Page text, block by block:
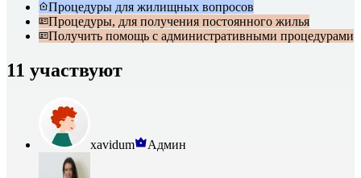
Процедуры для жилищных вопросов
Процедуры, для получения постоянного жилья
Получить помощь с административными процедурами
11 участвуют
xavidum Админ